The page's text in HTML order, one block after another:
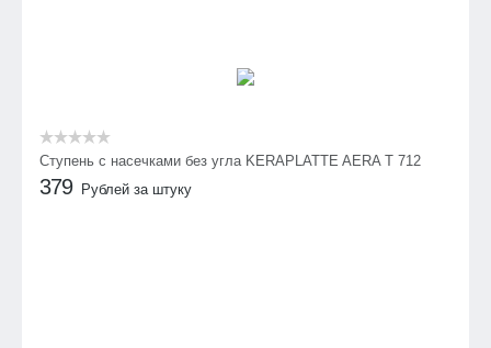
Cтупень с насечками без угла KERAPLATTE AERA T 712
379 Рублей за штуку